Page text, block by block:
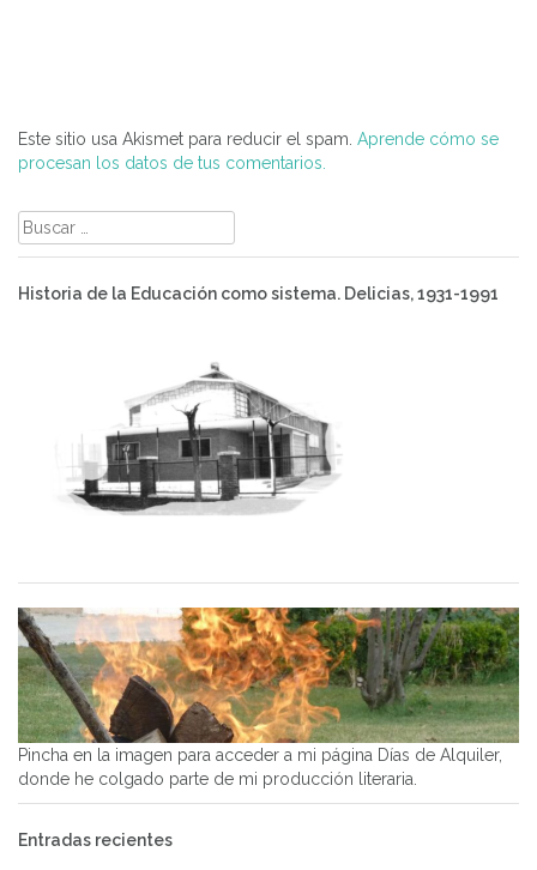
Este sitio usa Akismet para reducir el spam. Aprende cómo se
procesan los datos de tus comentarios.
Buscar:
Historia de la Educación como sistema. Delicias, 1931-1991
Pincha en la imagen para acceder a mi página Días de Alquiler,
donde he colgado parte de mi producción literaria.
Entradas recientes